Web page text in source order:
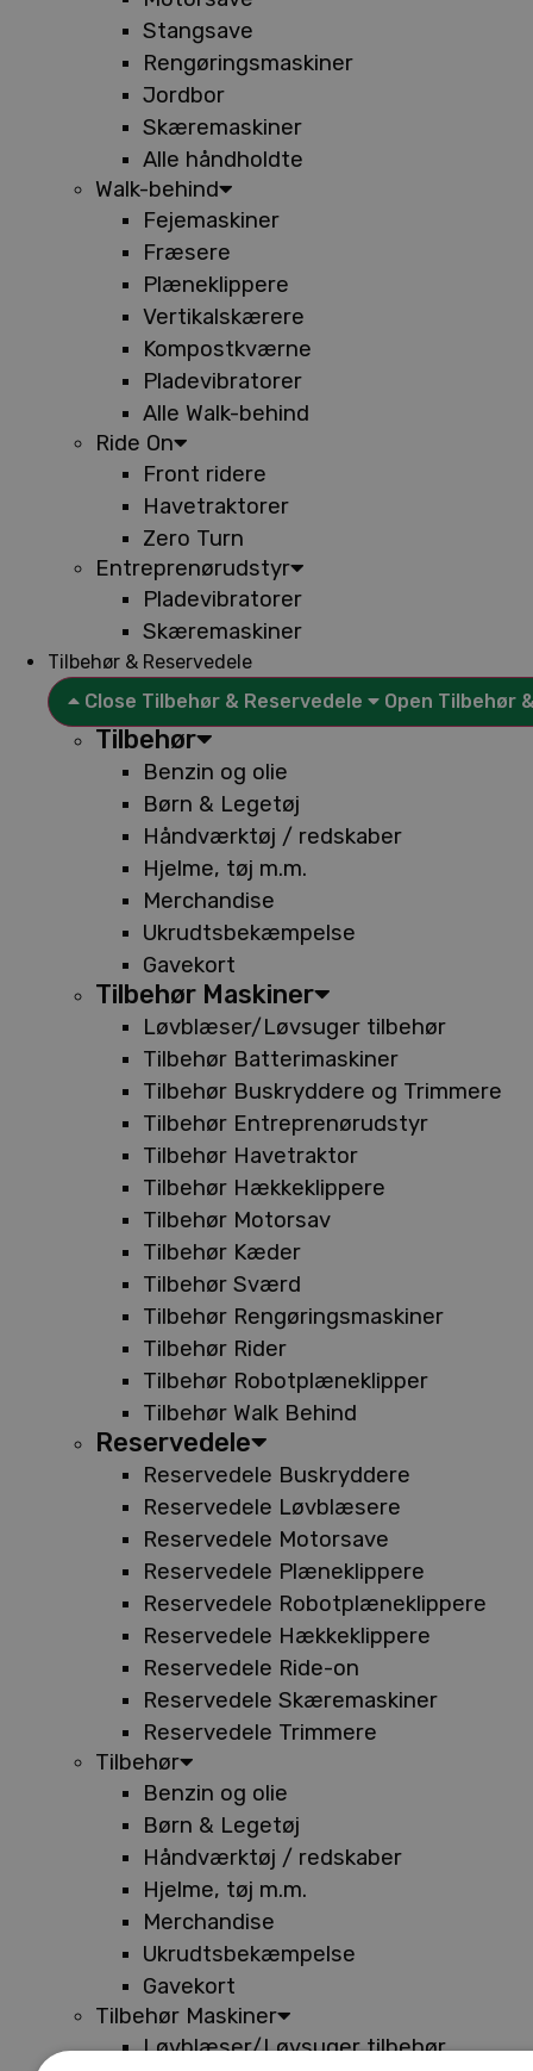
Stangsave
Rengøringsmaskiner
Jordbor
Skæremaskiner
Alle håndholdte
Walk-behind
Fejemaskiner
Fræsere
Plæneklippere
Vertikalskærere
Kompostkværne
Pladevibratorer
Alle Walk-behind
Ride On
Front ridere
Havetraktorer
Zero Turn
Entreprenørudstyr
Pladevibratorer
Skæremaskiner
Tilbehør & Reservedele
Close Tilbehør & Reservedele
Open Tilbehør
Tilbehør
Benzin og olie
Børn & Legetøj
Håndværktøj / redskaber
Hjelme, tøj m.m.
Merchandise
Ukrudtsbekæmpelse
Gavekort
Tilbehør Maskiner
Løvblæser/Løvsuger tilbehør
Tilbehør Batterimaskiner
Tilbehør Buskryddere og Trimmere
Tilbehør Entreprenørudstyr
Tilbehør Havetraktor
Tilbehør Hækkeklippere
Tilbehør Motorsav
Tilbehør Kæder
Tilbehør Sværd
Tilbehør Rengøringsmaskiner
Tilbehør Rider
Tilbehør Robotplæneklipper
Tilbehør Walk Behind
Reservedele
Reservedele Buskryddere
Reservedele Løvblæsere
Reservedele Motorsave
Reservedele Plæneklippere
Reservedele Robotplæneklippere
Reservedele Hækkeklippere
Reservedele Ride-on
Reservedele Skæremaskiner
Reservedele Trimmere
Tilbehør
Benzin og olie
Børn & Legetøj
Håndværktøj / redskaber
Hjelme, tøj m.m.
Merchandise
Ukrudtsbekæmpelse
Gavekort
Tilbehør Maskiner
Løvblæser/Løvsuger tilbehør